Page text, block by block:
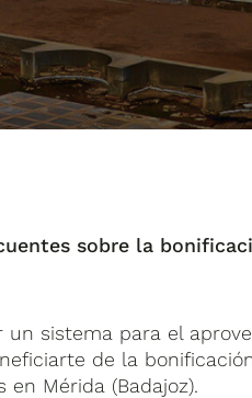
sobre la
un sistema para el
de la
en Mérida (Badajoz).